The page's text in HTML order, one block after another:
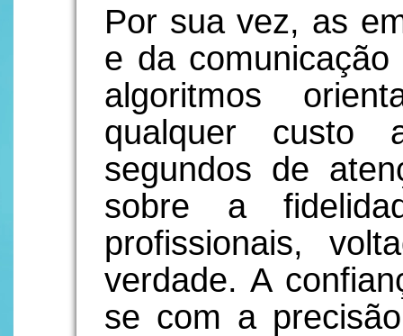
Por sua vez, as
e da
algoritmos
qualquer custo
segundos de
sobre a
profissionais,
verdade. A
se com a